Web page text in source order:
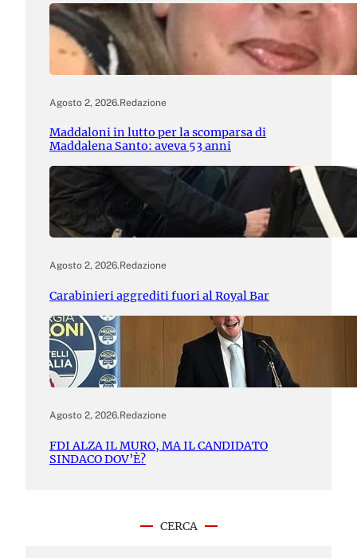
Agosto 2, 2026.Redazione
Maddaloni in lutto per la scomparsa di
Maddalena Santo: aveva 53 anni
Agosto 2, 2026.Redazione
Carabinieri aggrediti fuori al Royal Bar
Agosto 2, 2026.Redazione
FDI ALZA IL MURO, MA IL CANDIDATO
SINDACO DOV’È?
CERCA